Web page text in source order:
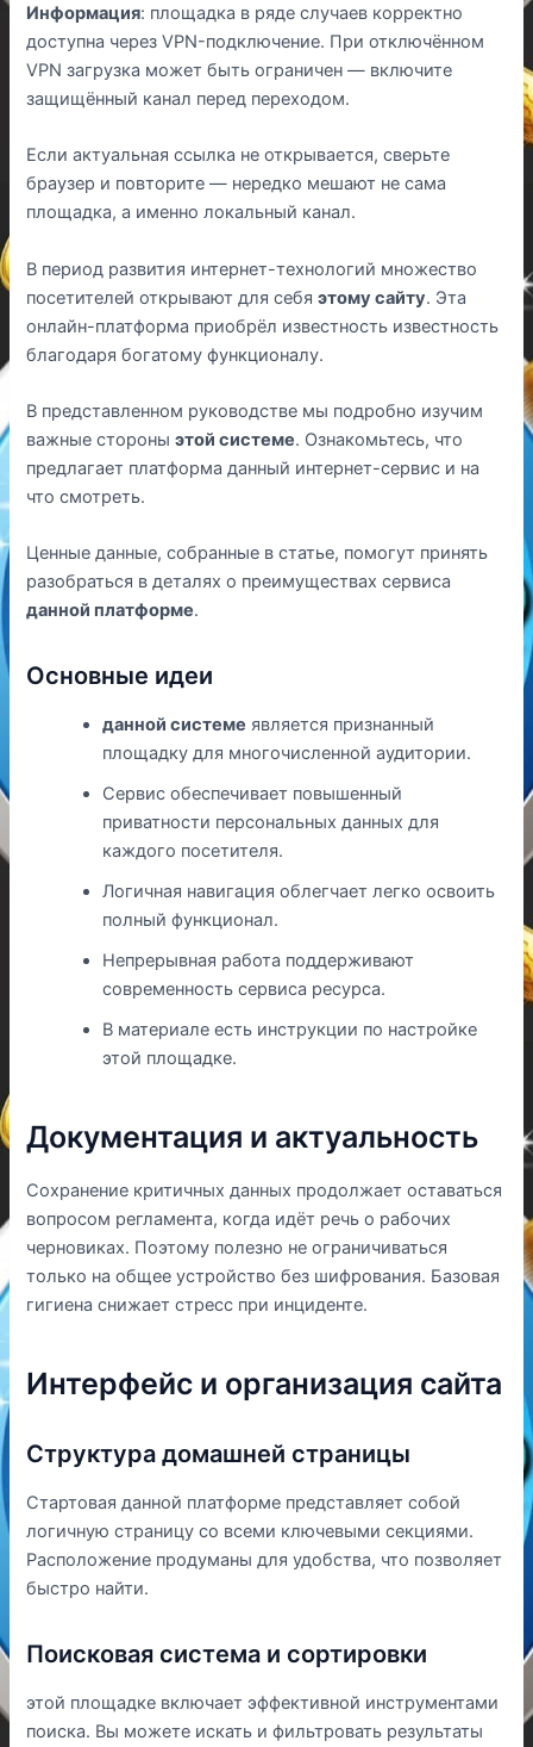
Информация: площадка в ряде случаев корректно
доступна через VPN-подключение. При отключённом
VPN загрузка может быть ограничен — включите
защищённый канал перед переходом.
Если актуальная ссылка не открывается, сверьте
браузер и повторите — нередко мешают не сама
площадка, а именно локальный канал.
В период развития интернет-технологий множество
посетителей открывают для себяэтому сайту. Эта
онлайн-платформа приобрёл известность известность
благодаря богатому функционалу.
В представленном руководстве мы подробно изучим
важные стороныэтой системе. Ознакомьтесь, что
предлагает платформа данный интернет-сервис и на
что смотреть.
Ценные данные, собранные в статье, помогут принять
разобраться в деталях о преимуществах сервиса
данной платформе.
Основные идеи
данной системе является признанный
площадку для многочисленной аудитории.
Сервис обеспечивает повышенный
приватности персональных данных для
каждого посетителя.
Логичная навигация облегчает легко освоить
полный функционал.
Непрерывная работа поддерживают
современность сервиса ресурса.
В материале есть инструкции по настройке
этой площадке.
Документация и актуальность
Сохранение критичных данных продолжает оставаться
вопросом регламента, когда идёт речь о рабочих
черновиках. Поэтому полезно не ограничиваться
только на общее устройство без шифрования. Базовая
гигиена снижает стресс при инциденте.
Интерфейс и организация сайта
Структура домашней страницы
Стартовая данной платформе представляет собой
логичную страницу со всеми ключевыми секциями.
Расположение продуманы для удобства, что позволяет
быстро найти.
Поисковая система и сортировки
этой площадке включает эффективной инструментами
поиска. Вы можете искать и фильтровать результаты